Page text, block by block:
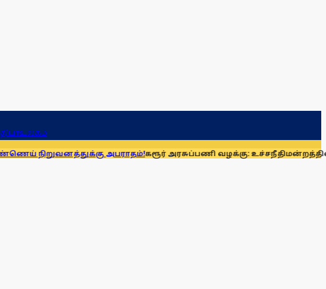
உலகம்
அபராதம்!கரூர் அரசுப்பணி வழக்கு: உச்சநீதிமன்றத்தில் ஆக. 14-ல்